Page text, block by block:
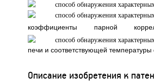
коэффициенты парной
печи и соответствующей
Описание изобретения к